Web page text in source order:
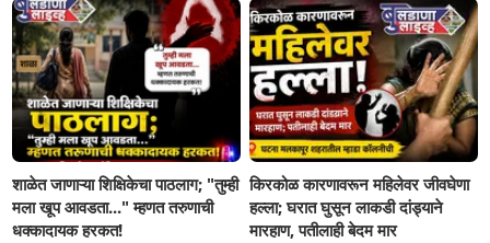
शाळेत जाणाऱ्या शिक्षिकेचा पाठलाग; "तुम्ही
मला खूप आवडता..." म्हणत तरुणाची
धक्कादायक हरकत!
किरकोळ कारणावरून महिलेवर जीवघेणा
हल्ला; घरात घुसून लाकडी दांड्याने
मारहाण, पतीलाही बेदम मार